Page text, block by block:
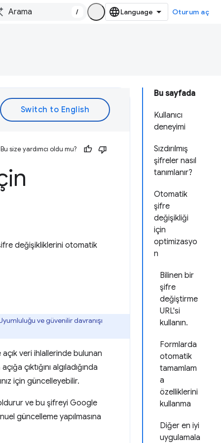
/ Oturum aç
Bu sayfada
Kullanıcı
deneyimi
Sızdırılmış
şifreler nasıl
tanımlanır?
Otomatik
şifre
değişikliği
için
optimizasyo
n
Bilinen bir
şifre
değiştirme
URL'si
kullanın.
Formlarda
otomatik
tamamlam
a
özelliklerini
kullanma
Diğer en iyi
uygulamala
Bu size yardımcı oldu mu?
değişikliklerini otomatik
ve güvenilir davranışı
veri ihlallerinde bulunan
çıktığını algıladığında
için güncelleyebilir.
ve bu şifreyi Google
güncelleme yapılmasına